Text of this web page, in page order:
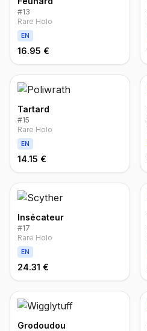
#13
Rare Holo
EN
16.95 €
Tartard
#15
Rare Holo
EN
14.15 €
Insécateur
#17
Rare Holo
EN
24.31 €
Grodoudou